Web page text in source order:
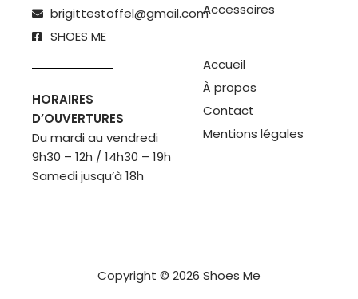
brigittestoffel@gmail.com
SHOES ME
HORAIRES
D’OUVERTURES
Du mardi au vendredi
9h30 – 12h / 14h30 – 19h
Samedi jusqu’à 18h
Accessoires
Accueil
À propos
Contact
Mentions légales
Copyright © 2026 Shoes Me